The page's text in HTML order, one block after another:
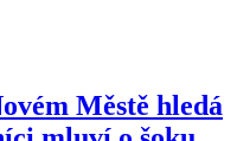
Městě hledá